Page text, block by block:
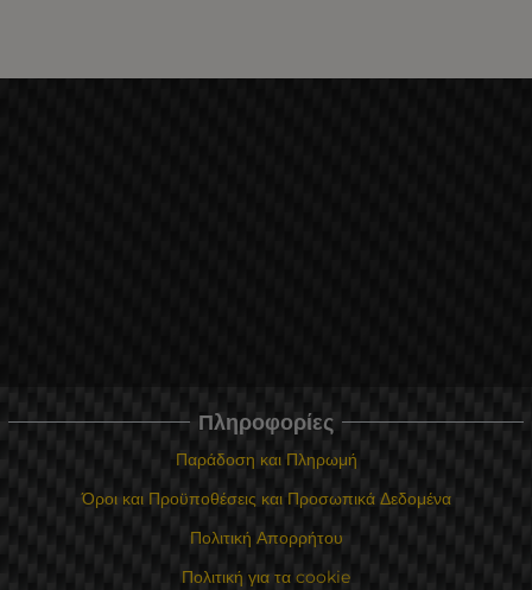
Πληροφορίες
Παράδοση και Πληρωμή
Όροι και Προϋποθέσεις και Προσωπικά Δεδομένα
Πολιτική Απορρήτου
Πολιτική για τα cookie